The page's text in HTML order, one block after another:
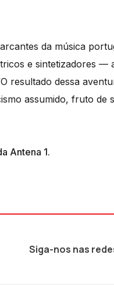
da música
e sintetizadores —
resultado dessa
assumido, fruto de
Antena 1.
Siga-nos nas